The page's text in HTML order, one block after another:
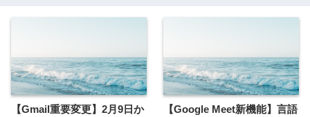
【Gmail重要変更】2月9日か
【Google Meet新機能】言語